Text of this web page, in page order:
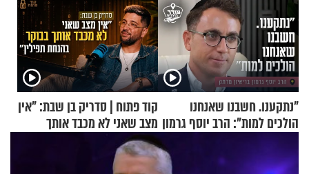
"נתקענו. חשבנו שאנחנו
הולכים למות": הרב יוסף גרמון
בריאיון מרתק
קוד פתוח | סדריק בן שבת: "אין
מצב שאני לא מכבד אותך
בבוקר בהנחת תפילין"